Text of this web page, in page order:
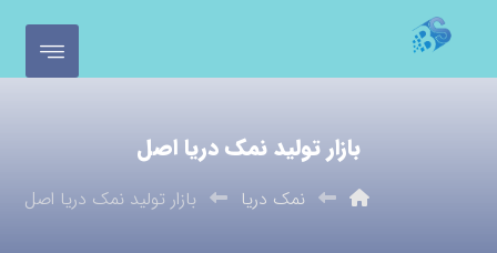
بازار تولید نمک دریا اصل
نمک دریا بازار تولید نمک دریا اصل